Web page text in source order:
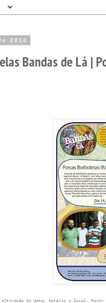
2010
Bandas de Lá |
alteração de data, horário e local. Favor